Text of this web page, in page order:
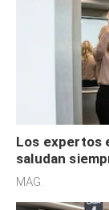
Los expertos
saludan
defensiva y
MAG.